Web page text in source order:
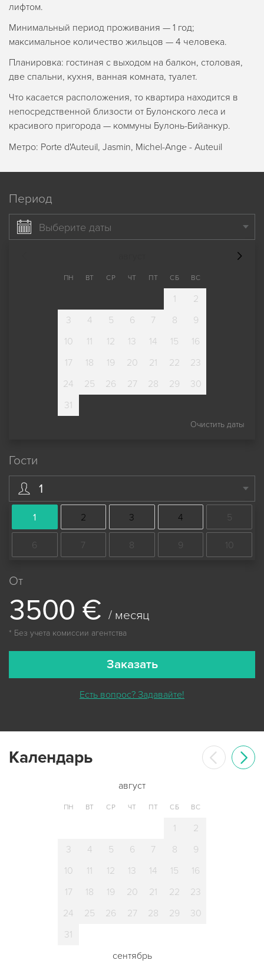
лифтом.
Минимальный период проживания — 1 год;
максимальное количество жильцов — 4 человека.
Планировка: гостиная с выходом на балкон, столовая,
две спальни, кухня, ванная комната, туалет.
Что касается расположения, то квартира находится в
непосредственной близости от Булонского леса и
красивого пригорода — коммуны Булонь-Бийанкур.
Метро: Porte d'Auteuil, Jasmin, Michel-Ange - Auteuil
Период
Выберите даты
ПН ВТ СР ЧТ ПТ СБ ВС
1
2
3
4 5 6 7 8
9
10
11 12 13 14 15
16
17
18 19 20 21 22
23
24
25 26 27 28 29
30
31
Очистить даты
Гости
1
1 2 3 4 5
6 7 8 9 10
От
3500 € / месяц
* Без учета комиссии агентства
Заказать
Есть вопрос? Задавайте!
Календарь
август
ПН ВТ СР ЧТ ПТ СБ ВС
1
2
3
4 5 6 7 8
9
10
11 12 13 14 15
16
17
18 19 20 21 22
23
24
25 26 27 28 29
30
31
сентябрь